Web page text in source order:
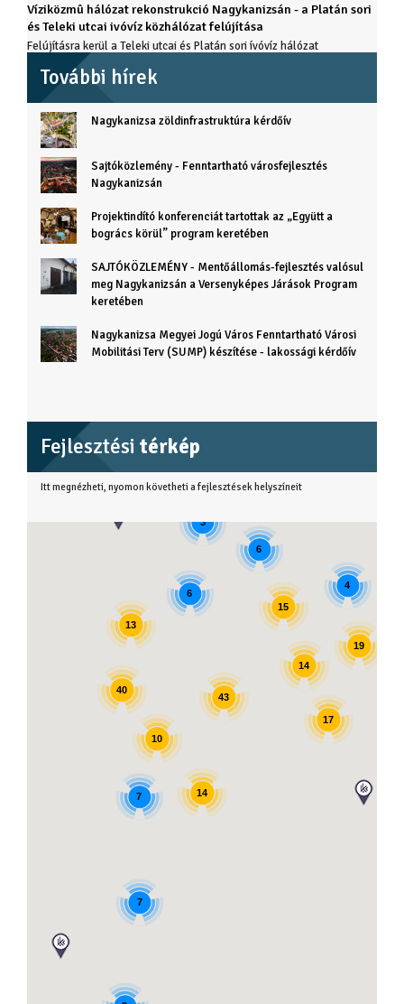
Víziközmû hálózat rekonstrukció Nagykanizsán - a Platán sori
és Teleki utcai ivóvíz közhálózat felújítása
Felújításra kerül a Teleki utcai és Platán sori ívóvíz hálózat
További hírek
Nagykanizsa zöldinfrastruktúra kérdőív
Sajtóközlemény - Fenntartható városfejlesztés
Nagykanizsán
Projektindító konferenciát tartottak az „Együtt a
bogrács körül” program keretében
SAJTÓKÖZLEMÉNY - Mentőállomás-fejlesztés valósul
meg Nagykanizsán a Versenyképes Járások Program
keretében
Nagykanizsa Megyei Jogú Város Fenntartható Városi
Mobilitási Terv (SUMP) készítése - lakossági kérdőív
Fejlesztési térkép
Itt megnézheti, nyomon követheti a fejlesztések helyszíneit
14
17
40
7
43
19
6
13
15
4
6
3
7
14
10